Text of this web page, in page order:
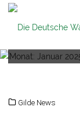
Gilde News